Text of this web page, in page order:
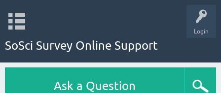
Login
SoSci Survey Online Support
Ask a Question